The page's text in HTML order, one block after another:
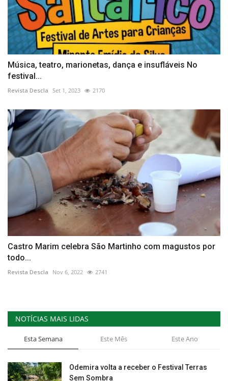
Música, teatro, marionetas, dança e insufláveis No
festival...
Revista Descla Set 1, 2023 2170
Castro Marim celebra São Martinho com magustos por
todo...
Revista Descla Nov 6, 2022 2741
NOTÍCIAS MAIS LIDAS
Esta Semana Este Mês Este Ano
Odemira volta a receber o Festival Terras
Sem Sombra